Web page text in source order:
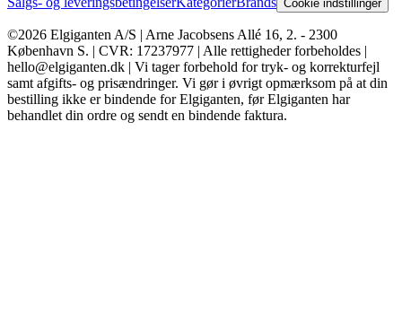
Cookie indstillinger
©2026 Elgiganten A/S | Arne Jacobsens Allé 16, 2. - 2300
København S. | CVR: 17237977 | Alle rettigheder forbeholdes |
hello@elgiganten.dk | Vi tager forbehold for tryk- og korrekturfejl
samt afgifts- og prisændringer. Vi gør i øvrigt opmærksom på at din
bestilling ikke er bindende for Elgiganten, før Elgiganten har
behandlet din ordre og sendt en bindende faktura.